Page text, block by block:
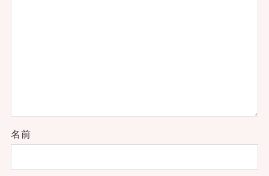
名前